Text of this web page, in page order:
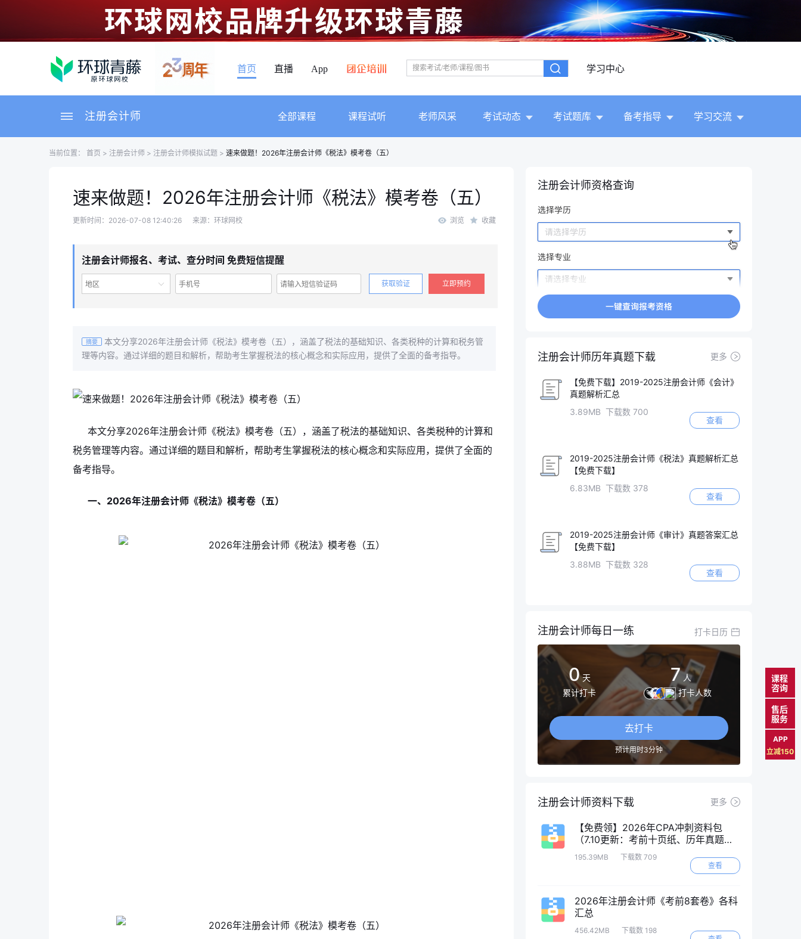
首页 直播 App 学习中心
注册会计师 全部课程 课程试听 老师风采 考试动态 考试题库 备考指导 学习交流
当前位置： 首页 > 注册会计师 > 注册会计师模拟试题 > 速来做题！2026年注册会计师《税法》模考卷（五）
速来做题！2026年注册会计师《税法》模考卷（五）
更新时间：2026-07-08 12:40:26 来源：环球网校 浏览 收藏
注册会计师报名、考试、查分时间 免费短信提醒
地区 获取验证 立即预约
摘要
本文分享2026年注册会计师《税法》模考卷（五），涵盖了税法的基础知识、各类税种的计算和税务管
理等内容。通过详细的题目和解析，帮助考生掌握税法的核心概念和实际应用，提供了全面的备考指导。
本文分享2026年注册会计师《税法》模考卷（五），涵盖了税法的基础知识、各类税种的计算和
税务管理等内容。通过详细的题目和解析，帮助考生掌握税法的核心概念和实际应用，提供了全面的
备考指导。
一、2026年注册会计师《税法》模考卷（五）
注册会计师资格查询
注册会计师历年真题下载 更多
【免费下载】2019-2025注册会计师《会计》
真题解析汇总
3.89MB 下载数 700
查看
2019-2025注册会计师《税法》真题解析汇总
【免费下载】
6.83MB 下载数 378
查看
2019-2025注册会计师《审计》真题答案汇总
【免费下载】
3.88MB 下载数 328
查看
注册会计师每日一练 打卡日历
0 天
累计打卡
7 人
打卡人数
去打卡
预计用时3分钟
注册会计师资料下载 更多
【免费领】2026年CPA冲刺资料包
（7.10更新：考前十页纸、历年真题
等）
195.39MB
下载数 709
查看
2026年注册会计师《考前8套卷》各科
汇总
456.42MB
下载数 198
课程
咨询
售后
服务
APP
立减150